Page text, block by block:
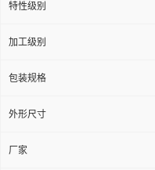
特性级别
加工级别
包装规格
外形尺寸
厂家